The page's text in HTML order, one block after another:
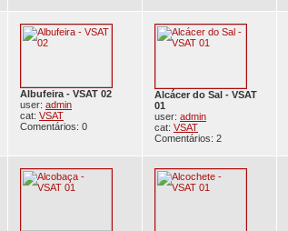
Albufeira - VSAT 02
user: admin
cat: VSAT
Comentários: 0
Alcácer do Sal - VSAT
01
user: admin
cat: VSAT
Comentários: 2